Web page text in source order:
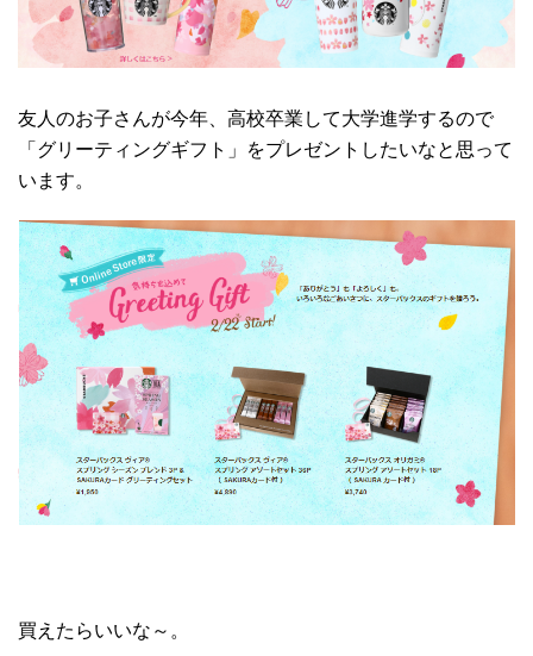
友人のお子さんが今年、高校卒業して大学進学するので
「グリーティングギフト」をプレゼントしたいなと思って
います。
買えたらいいな～。